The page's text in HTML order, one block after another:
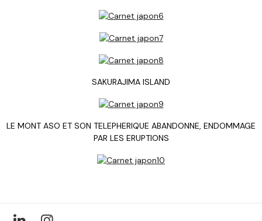
SAKURAJIMA ISLAND
LE MONT ASO ET SON TELEPHERIQUE ABANDONNE, ENDOMMAGE
PAR LES ERUPTIONS